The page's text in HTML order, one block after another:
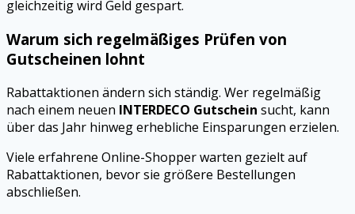
gleichzeitig wird Geld gespart.
Warum sich regelmäßiges Prüfen von
Gutscheinen lohnt
Rabattaktionen ändern sich ständig. Wer regelmäßig
nach einem neuen INTERDECO Gutschein sucht, kann
über das Jahr hinweg erhebliche Einsparungen erzielen.
Viele erfahrene Online-Shopper warten gezielt auf
Rabattaktionen, bevor sie größere Bestellungen
abschließen.